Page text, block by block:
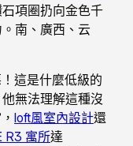
項圈扔向金色千
南、廣西、云
這是什麼低級的
無法理解這種沒
loft風室內設計還
R3 寓所達